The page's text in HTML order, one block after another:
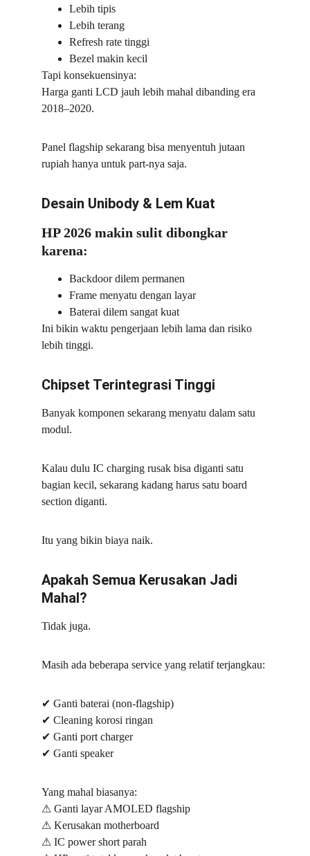
Lebih tipis
Lebih terang
Refresh rate tinggi
Bezel makin kecil
Tapi konsekuensinya:
Harga ganti LCD jauh lebih mahal dibanding era
2018–2020.
Panel flagship sekarang bisa menyentuh jutaan
rupiah hanya untuk part-nya saja.
Desain Unibody & Lem Kuat
HP 2026 makin sulit dibongkar
karena:
Backdoor dilem permanen
Frame menyatu dengan layar
Baterai dilem sangat kuat
Ini bikin waktu pengerjaan lebih lama dan risiko
lebih tinggi.
Chipset Terintegrasi Tinggi
Banyak komponen sekarang menyatu dalam satu
modul.
Kalau dulu IC charging rusak bisa diganti satu
bagian kecil, sekarang kadang harus satu board
section diganti.
Itu yang bikin biaya naik.
Apakah Semua Kerusakan Jadi
Mahal?
Tidak juga.
Masih ada beberapa service yang relatif terjangkau:
✔ Ganti baterai (non-flagship)
✔ Cleaning korosi ringan
✔ Ganti port charger
✔ Ganti speaker
Yang mahal biasanya:
⚠ Ganti layar AMOLED flagship
⚠ Kerusakan motherboard
⚠ IC power short parah